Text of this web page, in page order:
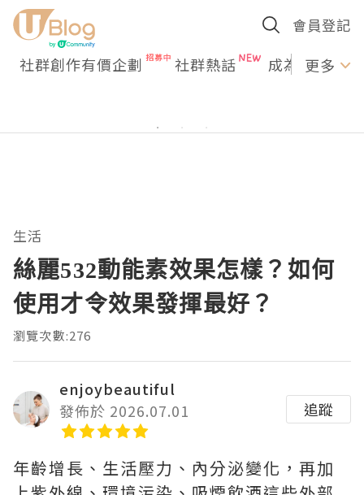
會員登記
社群創作有價企劃 社群熱話 成為U更多
生活
絲麗532動能素效果怎樣？如何
使用才令效果發揮最好？
瀏覽次數:276
enjoybeautiful
發佈於 2026.07.01
追蹤
年齡增長、生活壓力、內分泌變化，再加